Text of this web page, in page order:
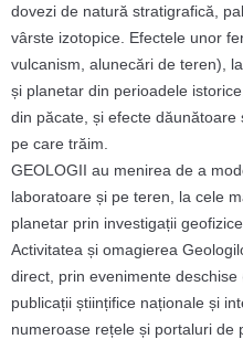
dovezi de natură stratigrafică,
vârste izotopice. Efectele unor
vulcanism, alunecări de teren),
și planetar din perioadele
din păcate, și efecte
pe care trăim.
GEOLOGII au menirea de a
laboratoare și pe teren, la cele
planetar prin investigații
Activitatea și omagierea
direct, prin evenimente
publicații științifice naționale și
numeroase rețele și portaluri de